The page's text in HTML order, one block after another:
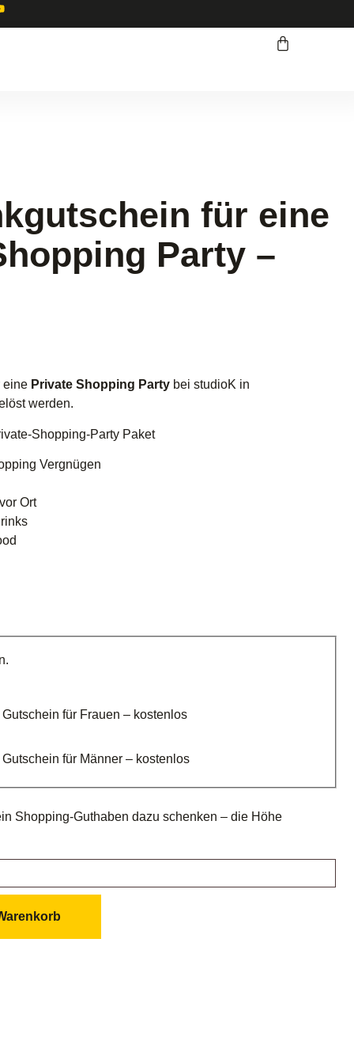
für eine
Party –
eine Private Shopping Party bei studioK in
werden.
Shopping-Party Paket
Vergnügen
Ort
für Frauen – kostenlos
für Männer – kostenlos
Shopping-Guthaben dazu schenken – die Höhe